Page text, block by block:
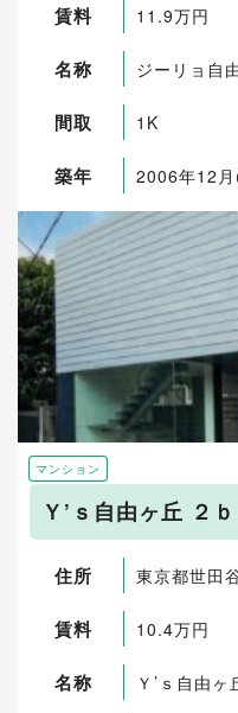
賃料 11.9万円
名称 ジーリョ自
間取 1K
築年 2006年12月
マンション
Ｙ’ｓ自由ヶ丘 ２ｂ
住所 東京都世田
賃料 10.4万円
名称 Ｙ’ｓ自由ヶ